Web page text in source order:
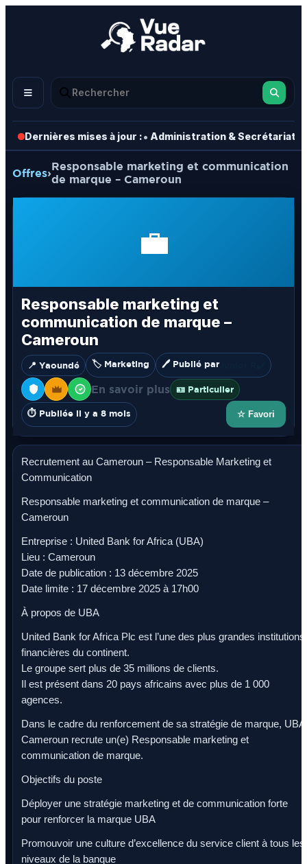
Dernières mises à jour :• Administration & Secrétariat
Offres›
Responsable marketing et communication
de marque – Cameroun
💼
Responsable marketing et
communication de marque –
Cameroun
📍 Yaoundé 🏷️ Marketing 🖊️ Publié par
En savoir plus 🪪 Particulier
⏱️ Publiée il y a 8 mois ☆ Favori
Recrutement au Cameroun – Responsable Marketing et
Communication
Responsable marketing et communication de marque –
Cameroun
Entreprise : United Bank for Africa (UBA)
Lieu : Cameroun
Date de publication : 13 décembre 2025
Date limite : 17 décembre 2025 à 17h00
À propos de UBA
United Bank for Africa Plc est l’une des plus grandes institutions
financières du continent.
Le groupe sert plus de 35 millions de clients.
Il est présent dans 20 pays africains avec plus de 1 000
agences.
Dans le cadre du renforcement de sa stratégie de marque, UBA
Cameroun recrute un(e) Responsable marketing et
communication de marque.
Objectifs du poste
Déployer une stratégie marketing et de communication forte
pour renforcer la marque UBA
Promouvoir une culture d’excellence du service client à tous les
niveaux de la banque